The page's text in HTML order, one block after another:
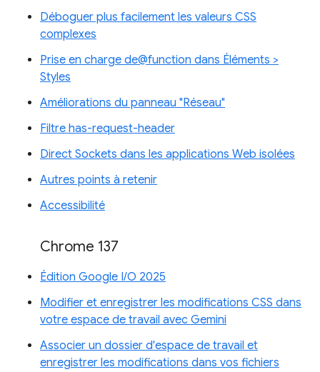
Déboguer plus facilement les valeurs CSS
complexes
Prise en charge de@function dans Éléments >
Styles
Améliorations du panneau "Réseau"
Filtre has-request-header
Direct Sockets dans les applications Web isolées
Autres points à retenir
Accessibilité
Chrome 137
Édition Google I/O 2025
Modifier et enregistrer les modifications CSS dans
votre espace de travail avec Gemini
Associer un dossier d'espace de travail et
enregistrer les modifications dans vos fichiers